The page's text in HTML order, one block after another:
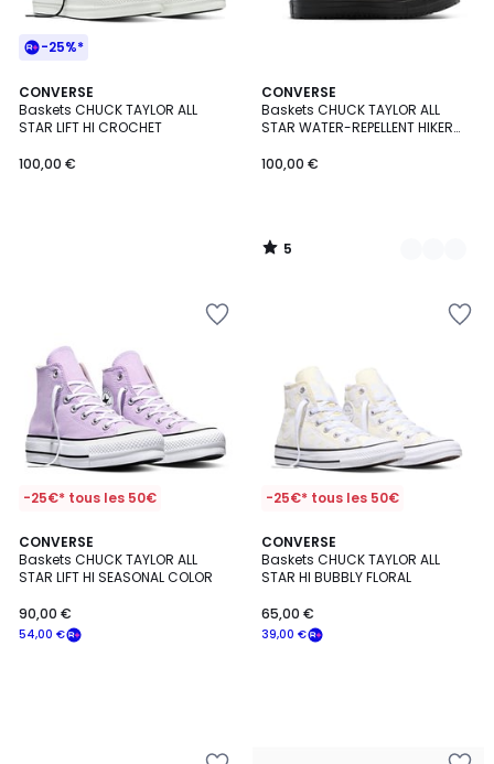
-25%*
CONVERSE
Baskets CHUCK TAYLOR ALL
STAR LIFT HI CROCHET
100,00 €
CONVERSE
Baskets CHUCK TAYLOR ALL
STAR WATER-REPELLENT HIKER
100,00 €
5
/
5
3
Couleurs
5
/
-25€* tous les 50€
CONVERSE
Baskets CHUCK TAYLOR ALL
STAR LIFT HI SEASONAL COLOR
54,00 €
90,00 €
-25€* tous les 50€
CONVERSE
Baskets CHUCK TAYLOR ALL
STAR HI BUBBLY FLORAL
39,00 €
65,00 €